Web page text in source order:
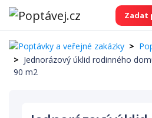
Zadat
Jednorázový úklid rodinného
90 m2